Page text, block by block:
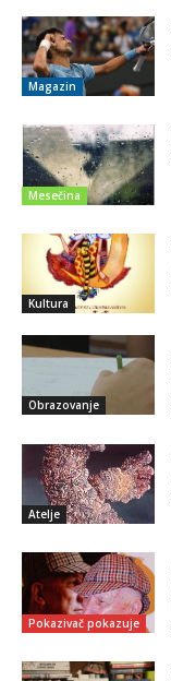
Magazin
Mesečina
Kultura
Obrazovanje
Atelje
Pokazivač pokazuje